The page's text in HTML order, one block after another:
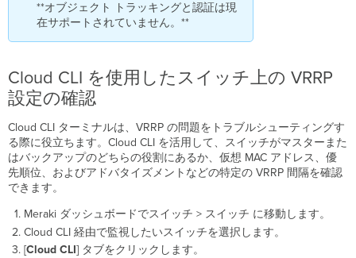
**オブジェクト トラッキングと認証は現
在サポートされていません。**
Cloud CLI を使用したスイッチ上の VRRP
設定の確認
Cloud CLI ターミナルは、VRRP の問題をトラブルシューティングす
る際に役立ちます。Cloud CLI を活用して、スイッチがマスターまた
はバックアップのどちらの役割にあるか、仮想 MAC アドレス、優
先順位、およびアドバタイズメントなどの特定の VRRP 間隔を確認
できます。
Meraki ダッシュボードでスイッチ > スイッチ に移動します。
Cloud CLI 経由で監視したいスイッチを選択します。
[Cloud CLI] タブをクリックします。